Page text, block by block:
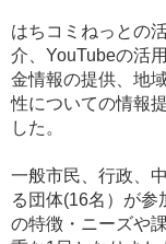
はちコミねっとの
介、YouTubeの活
金情報の提供、地
性についての情報
した。
一般市民、行政、
る団体(16名）が
の特徴・ニーズや